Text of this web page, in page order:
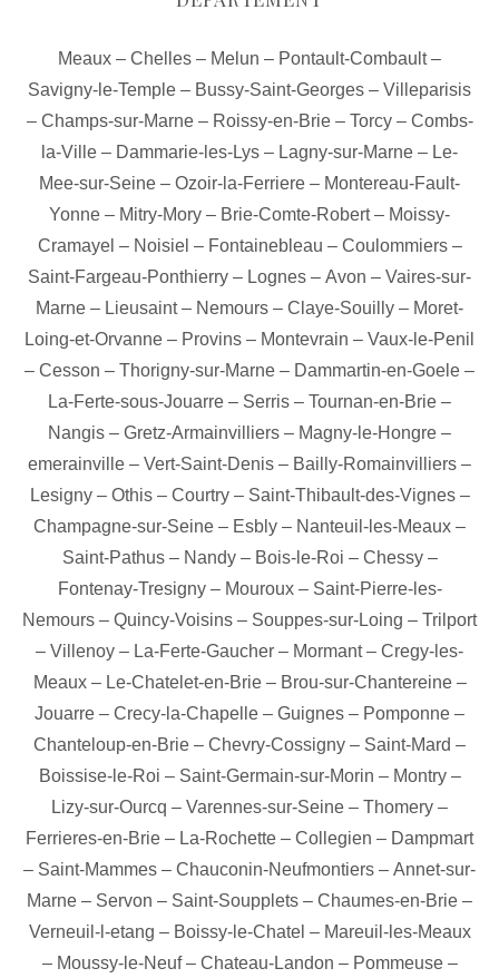
Meaux – Chelles – Melun – Pontault-Combault–
Savigny-le-Temple – Bussy-Saint-Georges – Villeparisis
– Champs-sur-Marne– Roissy-en-Brie– Torcy– Combs-
la-Ville – Dammarie-les-Lys – Lagny-sur-Marne – Le-
Mee-sur-Seine – Ozoir-la-Ferriere – Montereau-Fault-
Yonne – Mitry-Mory – Brie-Comte-Robert– Moissy-
Cramayel – Noisiel – Fontainebleau – Coulommiers–
Saint-Fargeau-Ponthierry – Lognes – Avon – Vaires-sur-
Marne – Lieusaint– Nemours – Claye-Souilly – Moret-
Loing-et-Orvanne – Provins – Montevrain – Vaux-le-Penil
– Cesson – Thorigny-sur-Marne – Dammartin-en-Goele –
La-Ferte-sous-Jouarre – Serris – Tournan-en-Brie –
Nangis – Gretz-Armainvilliers – Magny-le-Hongre –
emerainville – Vert-Saint-Denis – Bailly-Romainvilliers –
Lesigny– Othis– Courtry– Saint-Thibault-des-Vignes–
Champagne-sur-Seine – Esbly – Nanteuil-les-Meaux –
Saint-Pathus– Nandy– Bois-le-Roi – Chessy–
Fontenay-Tresigny– Mouroux– Saint-Pierre-les-
Nemours – Quincy-Voisins – Souppes-sur-Loing – Trilport
– Villenoy – La-Ferte-Gaucher – Mormant– Cregy-les-
Meaux– Le-Chatelet-en-Brie– Brou-sur-Chantereine–
Jouarre – Crecy-la-Chapelle – Guignes – Pomponne –
Chanteloup-en-Brie – Chevry-Cossigny – Saint-Mard –
Boissise-le-Roi – Saint-Germain-sur-Morin – Montry–
Lizy-sur-Ourcq – Varennes-sur-Seine – Thomery –
Ferrieres-en-Brie – La-Rochette – Collegien – Dampmart
– Saint-Mammes – Chauconin-Neufmontiers – Annet-sur-
Marne – Servon – Saint-Soupplets – Chaumes-en-Brie –
Verneuil-l-etang – Boissy-le-Chatel – Mareuil-les-Meaux
– Moussy-le-Neuf– Chateau-Landon – Pommeuse–